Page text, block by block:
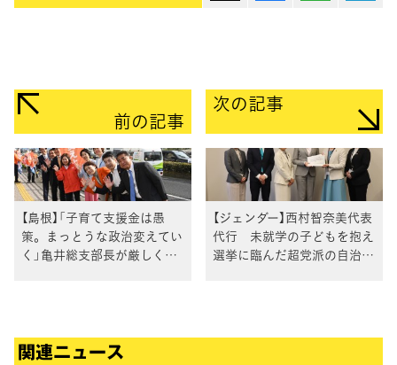
前の記事
【島根】「子育て支援金は愚
策。まっとうな政治変えてい
く」亀井総支部長が厳しく指
次の記事
【ジェンダー】西村智奈美代表
代行 未就学の子どもを抱え
選挙に臨んだ超党派の自治体
関連ニュース